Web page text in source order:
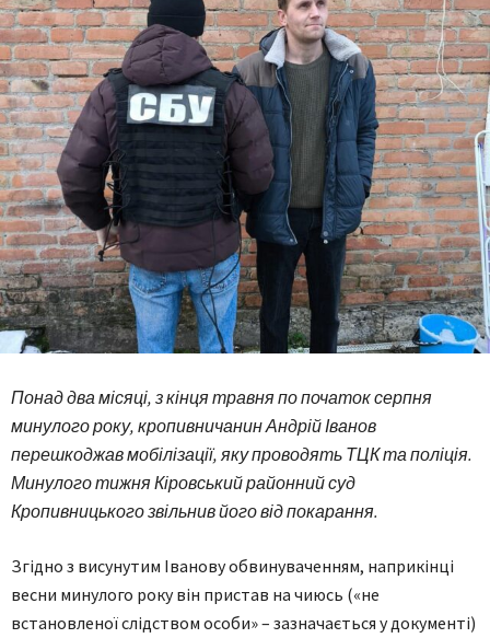
Понад два місяці, з кінця травня по початок серпня
минулого року, кропивничанин Андрій Іванов
перешкоджав мобілізації, яку проводять ТЦК та поліція.
Минулого тижня Кіровський районний суд
Кропивницького звільнив його від покарання.
Згідно з висунутим Іванову обвинуваченням, наприкінці
весни минулого року він пристав на чиюсь («не
встановленої слідством особи» – зазначається у документі)